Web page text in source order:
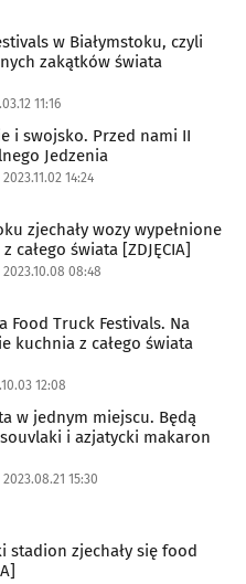
w Białymstoku, czyli
zakątków świata
11:16
i swojsko. Przed nami II
Jedzenia
2023.11.02 14:24
zjechały wozy wypełnione
całego świata [ZDJĘCIA]
2023.10.08 08:48
Food Truck Festivals. Na
kuchnia z całego świata
12:08
w jednym miejscu. Będą
i azjatycki makaron
2023.08.21 15:30
stadion zjechały się food